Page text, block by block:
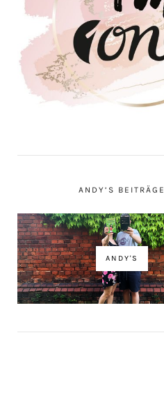
ANDY’S BEITRÄGE
ANDY'S